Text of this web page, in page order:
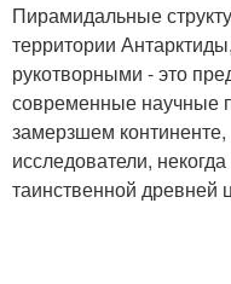
Пирамидальные
территории
рукотворными - это
современные научные
замерзшем континенте,
исследователи,
таинственной древней